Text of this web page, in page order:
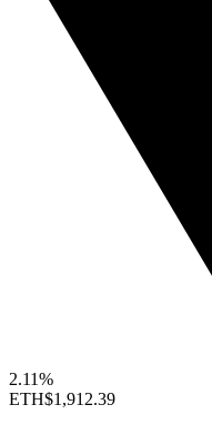
2.11%
ETH$1,912.39